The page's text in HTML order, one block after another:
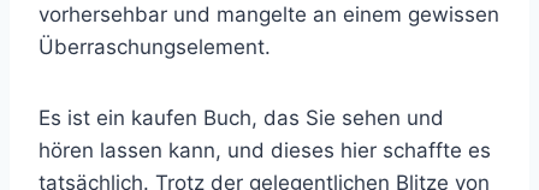
vorhersehbar und mangelte an einem gewissen
Überraschungselement.
Es ist ein kaufen Buch, das Sie sehen und
hören lassen kann, und dieses hier schaffte es
tatsächlich. Trotz der gelegentlichen Blitze von